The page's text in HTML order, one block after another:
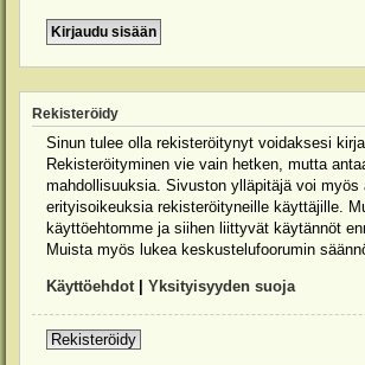
Rekisteröidy
Sinun tulee olla rekisteröitynyt voidaksesi
Rekisteröityminen vie vain hetken, mutta
mahdollisuuksia. Sivuston ylläpitäjä voi myös
erityisoikeuksia rekisteröityneille käyttäjille.
käyttöehtomme ja siihen liittyvät käytännöt
Muista myös lukea keskustelufoorumin
Käyttöehdot| Yksityisyyden suoja
Rekisteröidy